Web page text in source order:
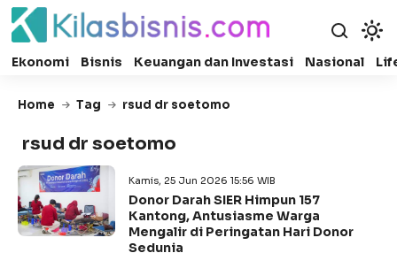
Ekonomi Bisnis Keuangan dan Investasi Nasional
Home Tag rsud dr soetomo
rsud dr soetomo
Kamis, 25 Jun 2026 15:56 WIB
Donor Darah SIER Himpun 157
Kantong, Antusiasme Warga
Mengalir di Peringatan Hari Donor
Sedunia